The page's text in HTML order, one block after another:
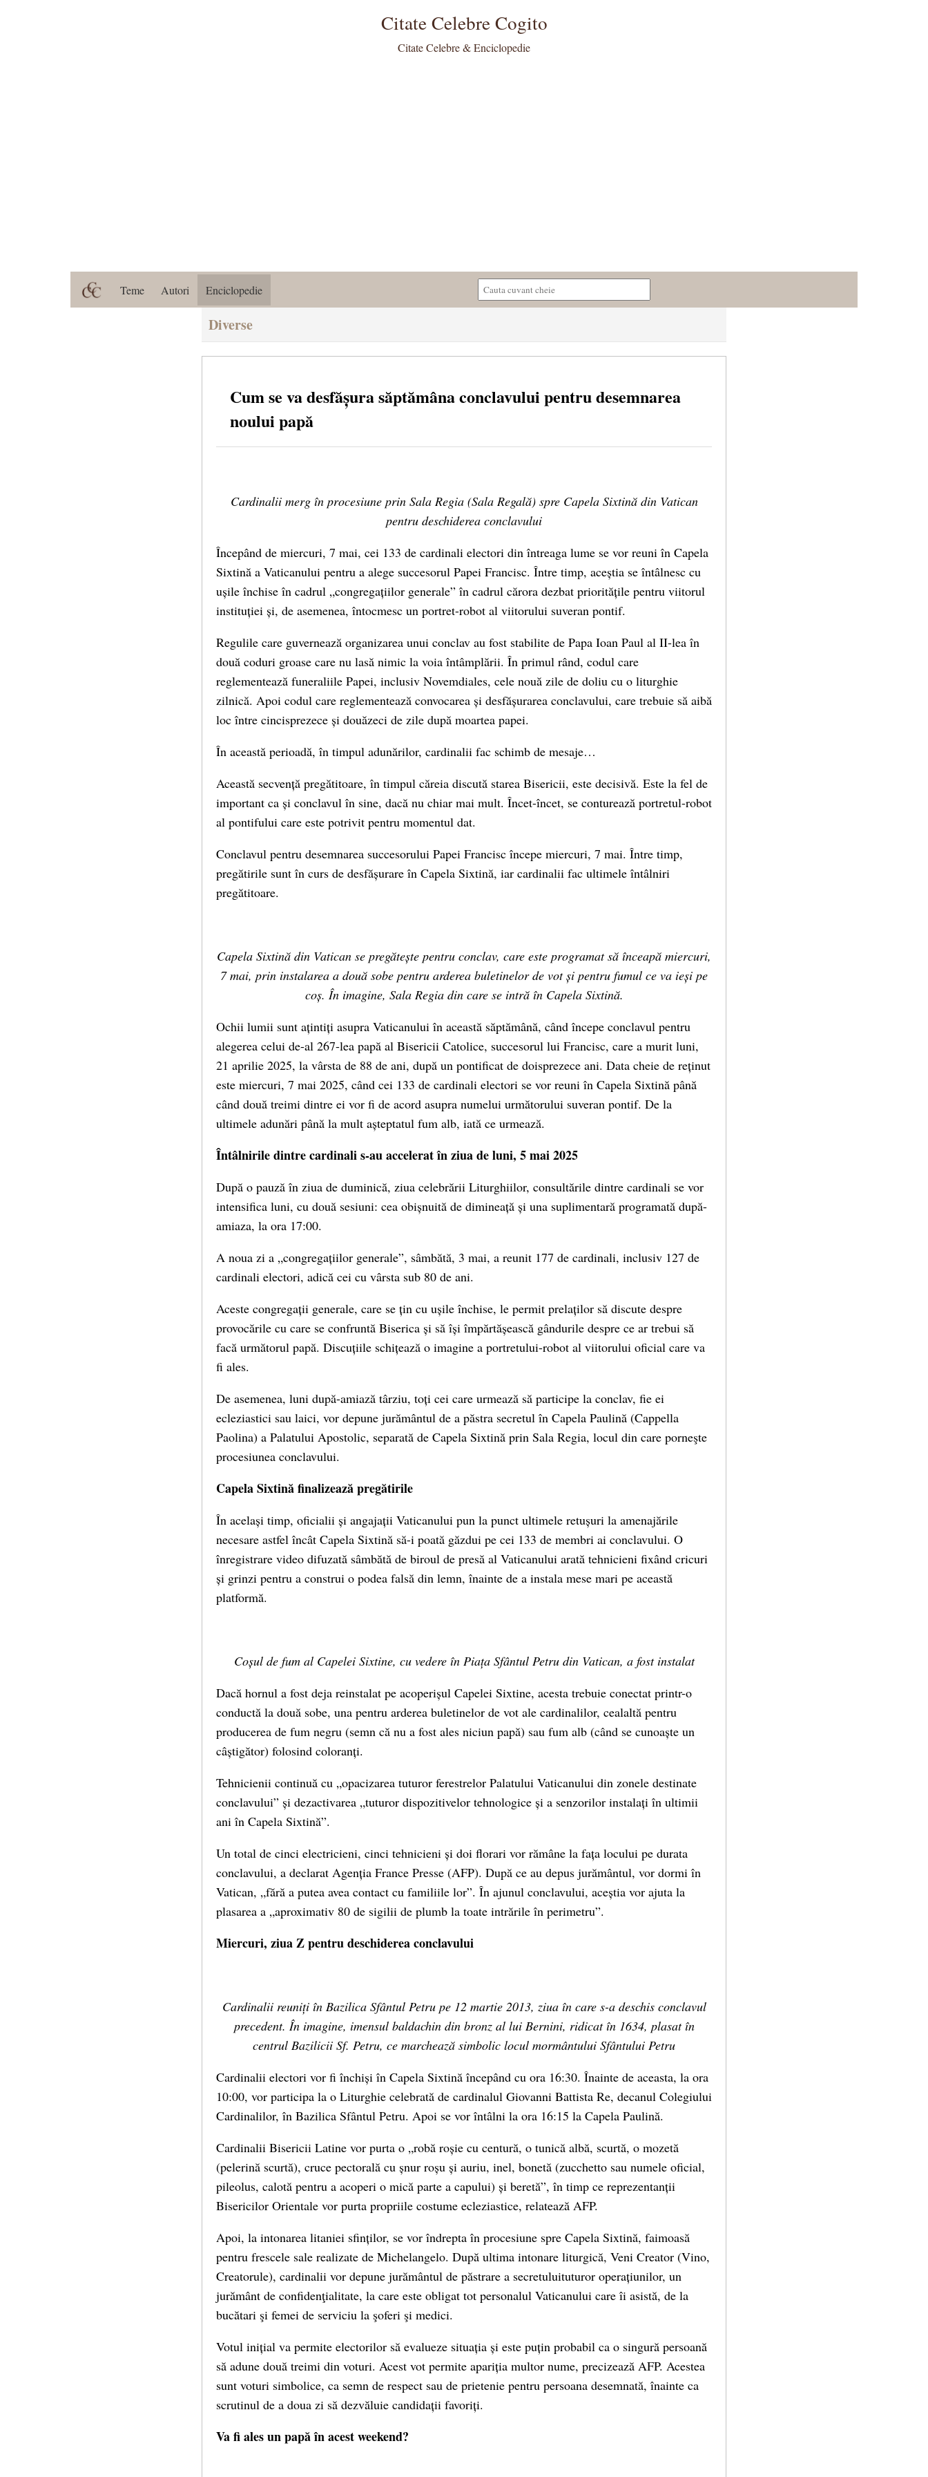
Citate Celebre Cogito
Citate Celebre & Enciclopedie
Teme Autori Enciclopedie
Diverse
Cum se va desfășura săptămâna conclavului pentru desemnarea
noului papă
Cardinalii merg în procesiune prin Sala Regia (Sala Regală) spre Capela Sixtină din Vatican
pentru deschiderea conclavului
Începând de miercuri, 7 mai, cei 133 de cardinali electori din întreaga lume se vor reuni în Capela
Sixtină a Vaticanului pentru a alege succesorul Papei Francisc. Între timp, aceștia se întâlnesc cu
ușile închise în cadrul „congregațiilor generale” în cadrul cărora dezbat prioritățile pentru viitorul
instituției și, de asemenea, întocmesc un portret-robot al viitorului suveran pontif.
Regulile care guvernează organizarea unui conclav au fost stabilite de Papa Ioan Paul al II-lea în
două coduri groase care nu lasă nimic la voia întâmplării. În primul rând, codul care
reglementează funeraliile Papei, inclusiv Novemdiales, cele nouă zile de doliu cu o liturghie
zilnică. Apoi codul care reglementează convocarea și desfășurarea conclavului, care trebuie să aibă
loc între cincisprezece și douăzeci de zile după moartea papei.
În această perioadă, în timpul adunărilor, cardinalii fac schimb de mesaje…
Această secvență pregătitoare, în timpul căreia discută starea Bisericii, este decisivă. Este la fel de
important ca și conclavul în sine, dacă nu chiar mai mult. Încet-încet, se conturează portretul-robot
al pontifului care este potrivit pentru momentul dat.
Conclavul pentru desemnarea succesorului Papei Francisc începe miercuri, 7 mai. Între timp,
pregătirile sunt în curs de desfășurare în Capela Sixtină, iar cardinalii fac ultimele întâlniri
pregătitoare.
Capela Sixtină din Vatican se pregătește pentru conclav, care este programat să înceapă miercuri,
7 mai, prin instalarea a două sobe pentru arderea buletinelor de vot și pentru fumul ce va ieși pe
coș. În imagine, Sala Regia din care se intră în Capela Sixtină.
Ochii lumii sunt ațintiți asupra Vaticanului în această săptămână, când începe conclavul pentru
alegerea celui de-al 267-lea papă al Bisericii Catolice, succesorul lui Francisc, care a murit luni,
21 aprilie 2025, la vârsta de 88 de ani, după un pontificat de doisprezece ani. Data cheie de reținut
este miercuri, 7 mai 2025, când cei 133 de cardinali electori se vor reuni în Capela Sixtină până
când două treimi dintre ei vor fi de acord asupra numelui următorului suveran pontif. De la
ultimele adunări până la mult așteptatul fum alb, iată ce urmează.
Întâlnirile dintre cardinali s-au accelerat în ziua de luni, 5 mai 2025
După o pauză în ziua de duminică, ziua celebrării Liturghiilor, consultările dintre cardinali se vor
intensifica luni, cu două sesiuni: cea obișnuită de dimineață și una suplimentară programată după-
amiaza, la ora 17:00.
A noua zi a „congregațiilor generale”, sâmbătă, 3 mai, a reunit 177 de cardinali, inclusiv 127 de
cardinali electori, adică cei cu vârsta sub 80 de ani.
Aceste congregații generale, care se țin cu ușile închise, le permit prelaților să discute despre
provocările cu care se confruntă Biserica și să își împărtășească gândurile despre ce ar trebui să
facă următorul papă. Discuțiile schițează o imagine a portretului-robot al viitorului oficial care va
fi ales.
De asemenea, luni după-amiază târziu, toți cei care urmează să participe la conclav, fie ei
ecleziastici sau laici, vor depune jurământul de a păstra secretul în Capela Paulină (Cappella
Paolina) a Palatului Apostolic, separată de Capela Sixtină prin Sala Regia, locul din care porneşte
procesiunea conclavului.
Capela Sixtină finalizează pregătirile
În același timp, oficialii și angajații Vaticanului pun la punct ultimele retușuri la amenajările
necesare astfel încât Capela Sixtină să-i poată găzdui pe cei 133 de membri ai conclavului. O
înregistrare video difuzată sâmbătă de biroul de presă al Vaticanului arată tehnicieni fixând cricuri
și grinzi pentru a construi o podea falsă din lemn, înainte de a instala mese mari pe această
platformă.
Coșul de fum al Capelei Sixtine, cu vedere în Piața Sfântul Petru din Vatican, a fost instalat
Dacă hornul a fost deja reinstalat pe acoperișul Capelei Sixtine, acesta trebuie conectat printr-o
conductă la două sobe, una pentru arderea buletinelor de vot ale cardinalilor, cealaltă pentru
producerea de fum negru (semn că nu a fost ales niciun papă) sau fum alb (când se cunoaște un
câștigător) folosind coloranți.
Tehnicienii continuă cu „opacizarea tuturor ferestrelor Palatului Vaticanului din zonele destinate
conclavului” și dezactivarea „tuturor dispozitivelor tehnologice și a senzorilor instalați în ultimii
ani în Capela Sixtină”.
Un total de cinci electricieni, cinci tehnicieni și doi florari vor rămâne la fața locului pe durata
conclavului, a declarat Agenția France Presse (AFP). După ce au depus jurământul, vor dormi în
Vatican, „fără a putea avea contact cu familiile lor”. În ajunul conclavului, aceștia vor ajuta la
plasarea a „aproximativ 80 de sigilii de plumb la toate intrările în perimetru”.
Miercuri, ziua Z pentru deschiderea conclavului
Cardinalii reuniți în Bazilica Sfântul Petru pe 12 martie 2013, ziua în care s-a deschis conclavul
precedent. În imagine, imensul baldachin din bronz al lui Bernini, ridicat în 1634, plasat în
centrul Bazilicii Sf. Petru, ce marchează simbolic locul mormântului Sfântului Petru
Cardinalii electori vor fi închiși în Capela Sixtină începând cu ora 16:30. Înainte de aceasta, la ora
10:00, vor participa la o Liturghie celebrată de cardinalul Giovanni Battista Re, decanul Colegiului
Cardinalilor, în Bazilica Sfântul Petru. Apoi se vor întâlni la ora 16:15 la Capela Paulină.
Cardinalii Bisericii Latine vor purta o „robă roșie cu centură, o tunică albă, scurtă, o mozetă
(pelerină scurtă), cruce pectorală cu șnur roșu și auriu, inel, bonetă (zucchetto sau numele oficial,
pileolus, calotă pentru a acoperi o mică parte a capului) și beretă”, în timp ce reprezentanții
Bisericilor Orientale vor purta propriile costume ecleziastice, relatează AFP.
Apoi, la intonarea litaniei sfinților, se vor îndrepta în procesiune spre Capela Sixtină, faimoasă
pentru frescele sale realizate de Michelangelo. După ultima intonare liturgică, Veni Creator (Vino,
Creatorule), cardinalii vor depune jurământul de păstrare a secretuluituturor operațiunilor, un
jurământ de confidenţialitate, la care este obligat tot personalul Vaticanului care îi asistă, de la
bucătari şi femei de serviciu la şoferi şi medici.
Votul inițial va permite electorilor să evalueze situația și este puțin probabil ca o singură persoană
să adune două treimi din voturi. Acest vot permite apariția multor nume, precizează AFP. Acestea
sunt voturi simbolice, ca semn de respect sau de prietenie pentru persoana desemnată, înainte ca
scrutinul de a doua zi să dezvăluie candidații favoriți.
Va fi ales un papă în acest weekend?